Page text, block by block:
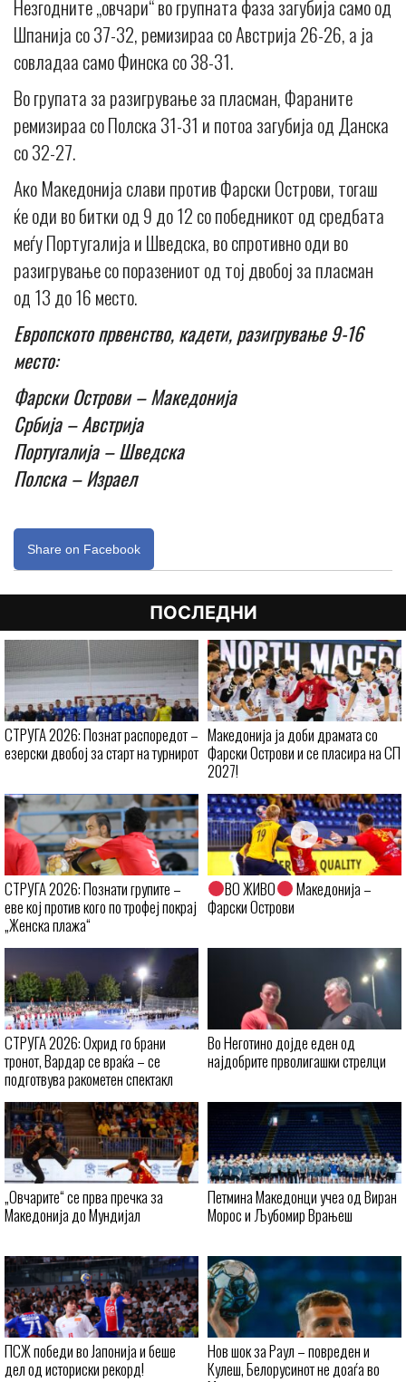
Незгодните „овчари“ во групната фаза загубија само од
Шпанија со 37-32, ремизираа со Австрија 26-26, а ја
совладаа само Финска со 38-31.
Во групата за разигрување за пласман, Фараните
ремизираа со Полска 31-31 и потоа загубија од Данска
со 32-27.
Ако Македонија слави против Фарски Острови, тогаш
ќе оди во битки од 9 до 12 со победникот од средбата
меѓу Португалија и Шведска, во спротивно оди во
разигрување со поразениот од тој двобој за пласман
од 13 до 16 место.
Европското првенство, кадети, разигрување 9-16
место:
Фарски Острови – Македонија
Србија – Австрија
Португалија – Шведска
Полска – Израел
Share on Facebook
ПОСЛЕДНИ
СТРУГА 2026: Познат распоредот –
езерски двобој за старт на турнирот
Македонија ја доби драмата со
Фарски Острови и се пласира на СП
2027!
СТРУГА 2026: Познати групите –
еве кој против кого по трофеј покрај
„Женска плажа“
ВО ЖИВО
Македонија –
Фарски Острови
СТРУГА 2026: Охрид го брани
тронот, Вардар се враќа – се
подготвува ракометен спектакл
Во Неготино дојде еден од
најдобрите прволигашки стрелци
„Овчарите“ се прва пречка за
Македонија до Мундијал
Петмина Македонци учеа од Виран
Морос и Љубомир Врањеш
ПСЖ победи во Јапонија и беше
дел од историски рекорд!
Нов шок за Раул – повреден и
Кулеш, Белорусинот не доаѓа во